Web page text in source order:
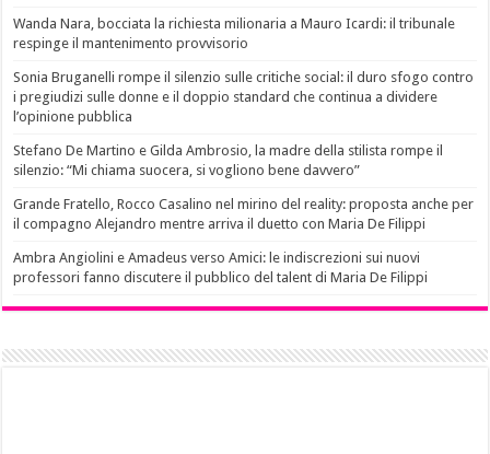
Wanda Nara, bocciata la richiesta milionaria a Mauro Icardi: il tribunale
respinge il mantenimento provvisorio
Sonia Bruganelli rompe il silenzio sulle critiche social: il duro sfogo contro
i pregiudizi sulle donne e il doppio standard che continua a dividere
l’opinione pubblica
Stefano De Martino e Gilda Ambrosio, la madre della stilista rompe il
silenzio: “Mi chiama suocera, si vogliono bene davvero”
Grande Fratello, Rocco Casalino nel mirino del reality: proposta anche per
il compagno Alejandro mentre arriva il duetto con Maria De Filippi
Ambra Angiolini e Amadeus verso Amici: le indiscrezioni sui nuovi
professori fanno discutere il pubblico del talent di Maria De Filippi